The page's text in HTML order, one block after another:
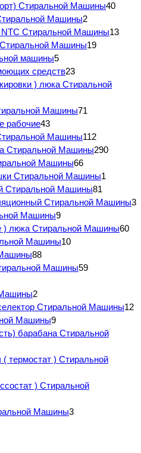
Стиральной Машины40
Машины2
NTC Стиральной Машины13
Машины19
машины5
средств23
) люка Стиральной
Машины71
рабочие43
Машины112
Стиральной Машины290
Машины66
Стиральной Машины1
Стиральной Машины81
Стиральной Машины3
Машины9
) люка Стиральной Машины60
Машины10
88
Машины59
2
Стиральной Машины12
Машины9
барабана Стиральной
( термостат ) Стиральной
) Стиральной
Машины3